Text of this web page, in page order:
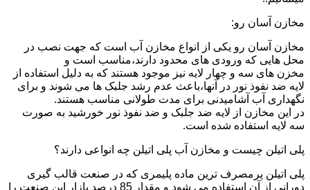
مخازن آسان رو:
مخازن آسان رو یکی از انواع مخازن آب است که جهت نصب در
محل هایی که ورودی های محدود دارند،مناسب است و
مخزن های سه و چهار لایه نیز موجود هستند که به دلیل استفاده از
لایه ضد نفوذ نور در آنها،باعث عدم رشد جلبک ها می شوند و برای
نگهداری آب آشامیدنی برای مدت طولانی مناسب هستند.
در این مخازن از لایه ضد جلبک و ضد نفوذ نور خورشید به صورت
سه لایه استفاده شده است.
پلی اتیلن چیست و مخازن آب پلی اتیلن چه انواعی دارند؟
پلی اتیلن پرمصرف ترین ماده پلیمری که در صنعت قالب گیری
دورانی از آن استفاده می شود و مقدار 85 درصد بازار این صنعت را